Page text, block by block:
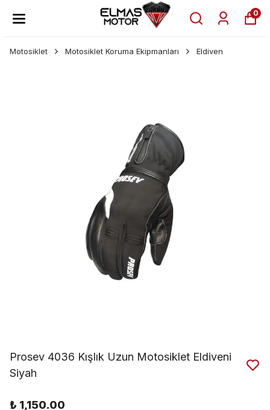
0
Motosiklet Motosiklet Koruma Ekipmanları Eldiven
Prosev 4036 Kışlık Uzun Motosiklet Eldiveni
Siyah
₺ 1,150.00